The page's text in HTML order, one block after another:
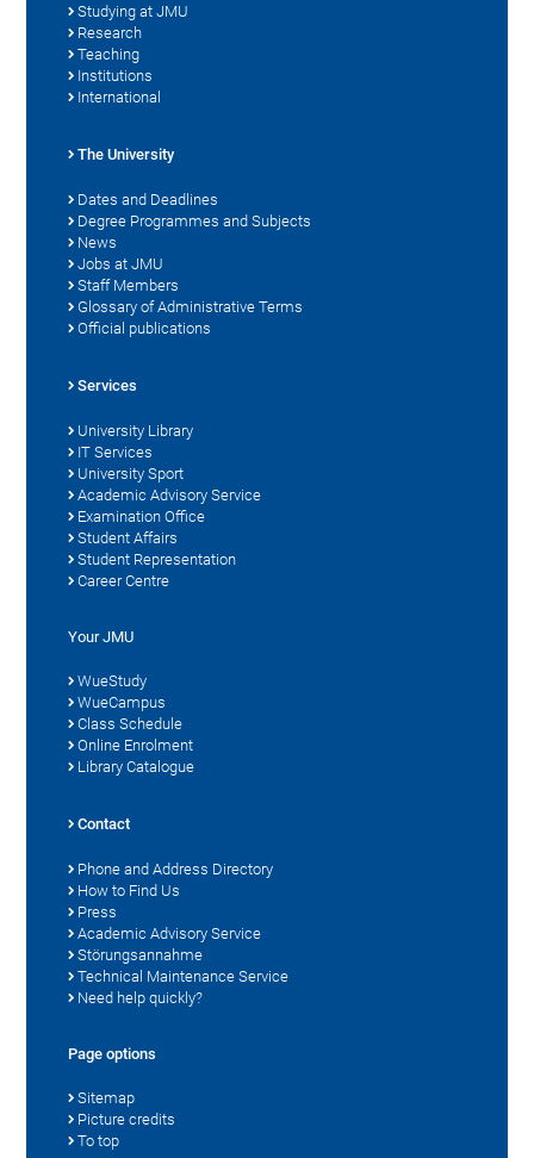
Studying at JMU
Research
Teaching
Institutions
International
The University
Dates and Deadlines
Degree Programmes and Subjects
News
Jobs at JMU
Staff Members
Glossary of Administrative Terms
Official publications
Services
University Library
IT Services
University Sport
Academic Advisory Service
Examination Office
Student Affairs
Student Representation
Career Centre
Your JMU
WueStudy
WueCampus
Class Schedule
Online Enrolment
Library Catalogue
Contact
Phone and Address Directory
How to Find Us
Press
Academic Advisory Service
Störungsannahme
Technical Maintenance Service
Need help quickly?
Page options
Sitemap
Picture credits
To top